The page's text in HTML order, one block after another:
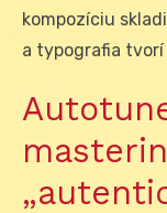
kompozíciu
a typografia tvorí